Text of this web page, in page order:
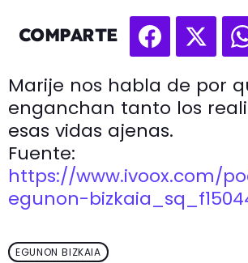
COMPARTE
Marije nos habla de por
enganchan tanto los
esas vidas ajenas.
Fuente:
https://www.ivoox.com/
egunon-
EGUNON BIZKAIA